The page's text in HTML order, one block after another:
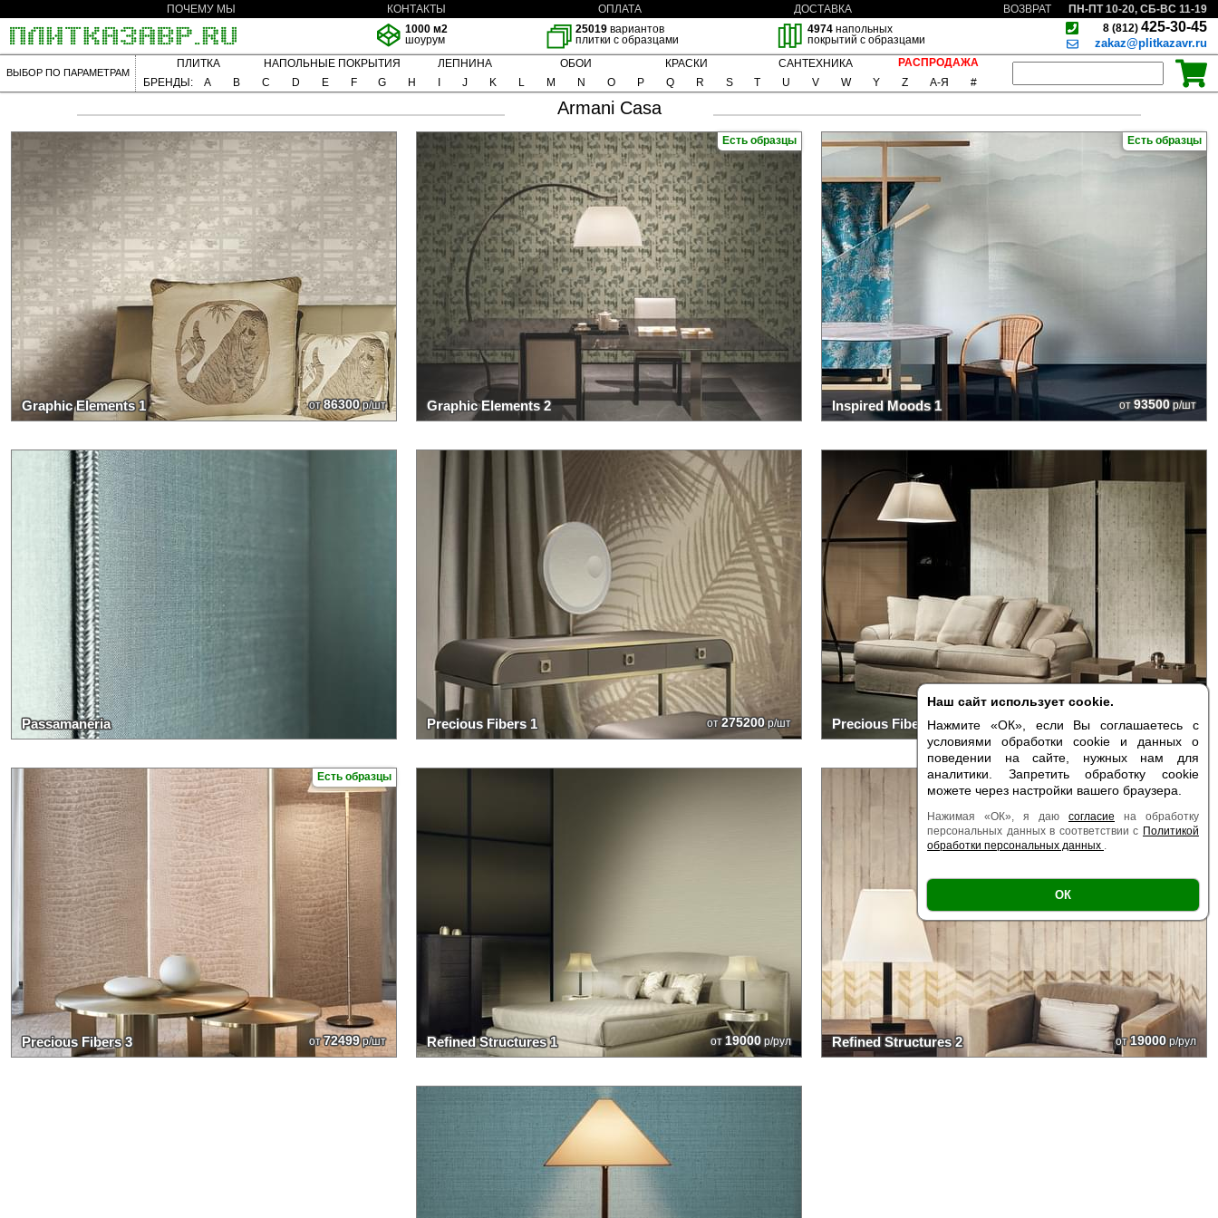
Наш сайт использует cookie.
Нажмите «ОК», если Вы соглашаетесь с
условиями обработки cookie и данных о
поведении на сайте, нужных нам для
аналитики. Запретить обработку cookie
можете через настройки вашего браузера.
Нажимая «ОК», я даю согласие на обработку
персональных данных в соответствии с Политикой
обработки персональных данных .
ОК
ПОЧЕМУ МЫ КОНТАКТЫ ОПЛАТА ДОСТАВКА ВОЗВРАТ
ПН-ПТ 10-20, СБ-ВС 11-19
1000 м2
шоурум
25019 вариантов
плитки с образцами
4974напольных
покрытий с образцами
8 (812) 425-30-45
zakaz@plitkazavr.ru
ВЫБОР ПО ПАРАМЕТРАМ
ПЛИТКА НАПОЛЬНЫЕ ПОКРЫТИЯ ЛЕПНИНА ОБОИ КРАСКИ САНТЕХНИКА
РАСПРОДАЖА
БРЕНДЫ:
A B C D E F G H J K L M N O P Q R S T U V W Y Z А-Я #
Armani Casa
Graphic Elements 1 от86300р/шт
Есть образцы
Graphic Elements 2
Есть образцы
Inspired Moods 1 от93500р/шт
Passamaneria Precious Fibers 1 от275200р/шт Precious Fibers 2 от323700р/шт
Есть образцы
Precious Fibers 3 от72499р/шт Refined Structures 1 от 19000р/рул Refined Structures 2 от19000р/рул